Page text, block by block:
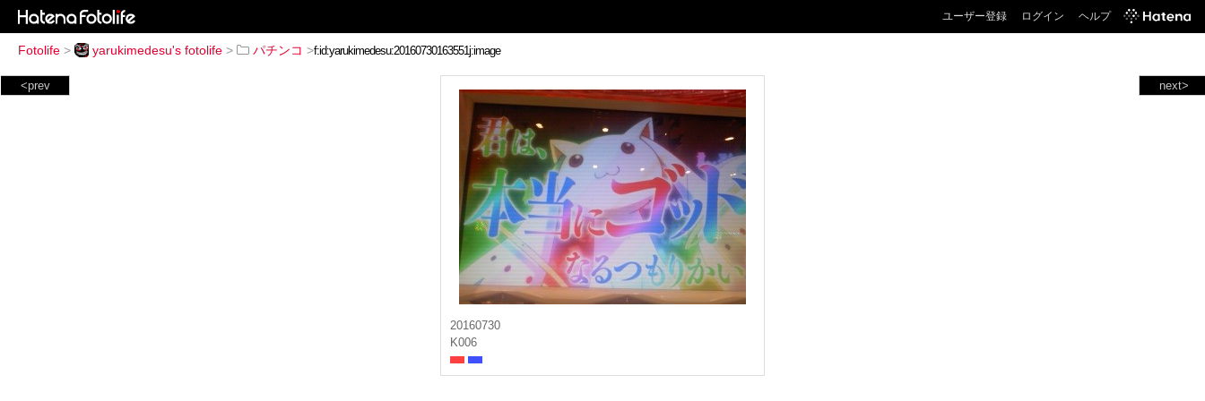
ユーザー登録 ログイン ヘルプ
Fotolife > yarukimedesu's fotolife > パチンコ >
next>
<prev
20160730
K006